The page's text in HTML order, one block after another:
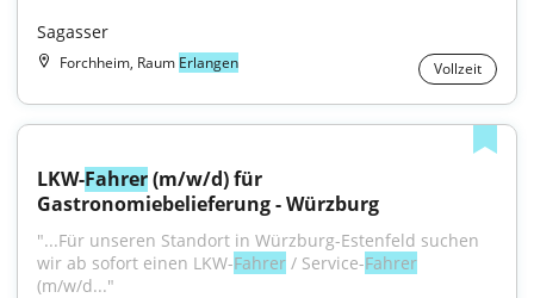
Sagasser
Forchheim, Raum Erlangen Vollzeit
LKW-Fahrer (m/w/d) für
Gastronomiebelieferung - Würzburg
"...Für unseren Standort in Würzburg-Estenfeld suchen
wir ab sofort einen LKW-Fahrer / Service-Fahrer
(m/w/d..."